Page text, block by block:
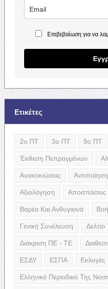
Επιβεβαίωση για να
Ετικέτες
2ο ΠΤ 3ο ΠΤ 9ο ΠΤ
Έκθεση Πεπραγμένων
Ανακοινώσεις
Αξιολόγηση Αποσπάσεις
Βαρέα Και Ανθυγιεινά
Γενική Συνέλευση
Διάκριση ΠΕ - ΤΕ
ΕΣΔΥ ΕΣΠΑ Εκλογές
Ελληνικό Περιοδικό Της